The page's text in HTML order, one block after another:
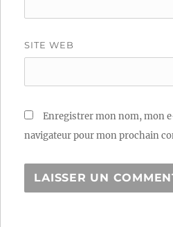
SITE WEB
Enregistrer mon nom, mon
navigateur pour mon prochain